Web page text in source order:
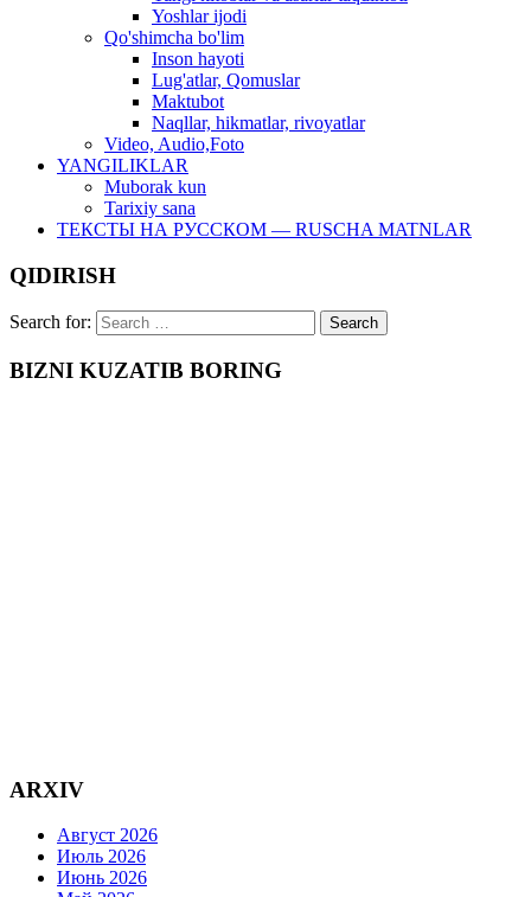
Yoshlar ijodi
Qo'shimcha bo'lim
Inson hayoti
Lug'atlar, Qomuslar
Maktubot
Naqllar, hikmatlar, rivoyatlar
Video, Audio,Foto
YANGILIKLAR
Muborak kun
Tarixiy sana
ТЕКСТЫ НА РУССКОМ — RUSCHA MATNLAR
QIDIRISH
Search for:
BIZNI KUZATIB BORING
ARXIV
Август 2026
Июль 2026
Июнь 2026